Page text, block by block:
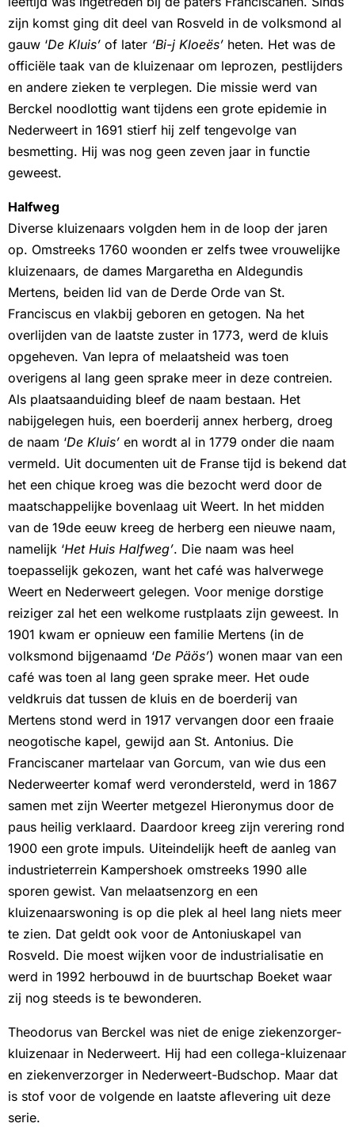
zijn komst ging dit deel van Rosveld in de volksmond al
gauw ‘De Kluis’ of later ‘Bi-j Kloeës’ heten. Het was de
officiële taak van de kluizenaar om leprozen, pestlijders
en andere zieken te verplegen. Die missie werd van
Berckel noodlottig want tijdens een grote epidemie in
Nederweert in 1691 stierf hij zelf tengevolge van
besmetting. Hij was nog geen zeven jaar in functie
geweest.
Halfweg
Diverse kluizenaars volgden hem in de loop der jaren
op. Omstreeks 1760 woonden er zelfs twee vrouwelijke
kluizenaars, de dames Margaretha en Aldegundis
Mertens, beiden lid van de Derde Orde van St.
Franciscus en vlakbij geboren en getogen. Na het
overlijden van de laatste zuster in 1773, werd de kluis
opgeheven. Van lepra of melaatsheid was toen
overigens al lang geen sprake meer in deze contreien.
Als plaatsaanduiding bleef de naam bestaan. Het
nabijgelegen huis, een boerderij annex herberg, droeg
de naam ‘De Kluis’ en wordt al in 1779 onder die naam
vermeld. Uit documenten uit de Franse tijd is bekend dat
het een chique kroeg was die bezocht werd door de
maatschappelijke bovenlaag uit Weert. In het midden
van de 19de eeuw kreeg de herberg een nieuwe naam,
namelijk ‘Het Huis Halfweg’. Die naam was heel
toepasselijk gekozen, want het café was halverwege
Weert en Nederweert gelegen. Voor menige dorstige
reiziger zal het een welkome rustplaats zijn geweest. In
1901 kwam er opnieuw een familie Mertens (in de
volksmond bijgenaamd ‘De Päös’) wonen maar van een
café was toen al lang geen sprake meer. Het oude
veldkruis dat tussen de kluis en de boerderij van
Mertens stond werd in 1917 vervangen door een fraaie
neogotische kapel, gewijd aan St. Antonius. Die
Franciscaner martelaar van Gorcum, van wie dus een
Nederweerter komaf werd verondersteld, werd in 1867
samen met zijn Weerter metgezel Hieronymus door de
paus heilig verklaard. Daardoor kreeg zijn verering rond
1900 een grote impuls. Uiteindelijk heeft de aanleg van
industrieterrein Kampershoek omstreeks 1990 alle
sporen gewist. Van melaatsenzorg en een
kluizenaarswoning is op die plek al heel lang niets meer
te zien. Dat geldt ook voor de Antoniuskapel van
Rosveld. Die moest wijken voor de industrialisatie en
werd in 1992 herbouwd in de buurtschap Boeket waar
zij nog steeds is te bewonderen.
Theodorus van Berckel was niet de enige ziekenzorger-
kluizenaar in Nederweert. Hij had een collega-kluizenaar
en ziekenverzorger in Nederweert-Budschop. Maar dat
is stof voor de volgende en laatste aflevering uit deze
serie.